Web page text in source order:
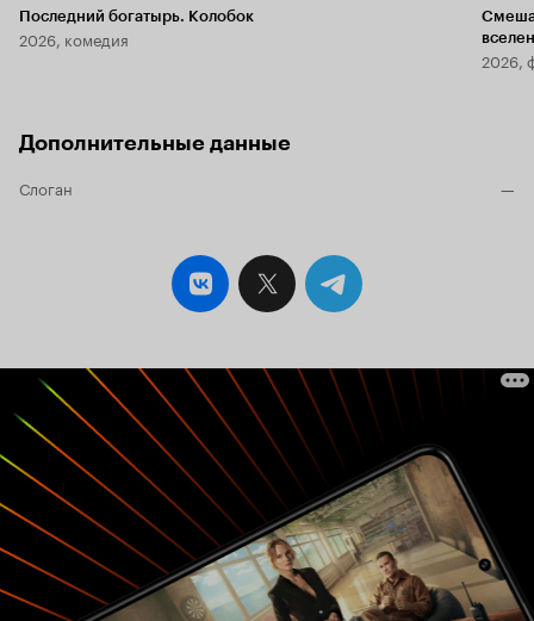
Последний богатырь. Колобок
2026, комедия
2026,
Дополнительные данные
Слоган —